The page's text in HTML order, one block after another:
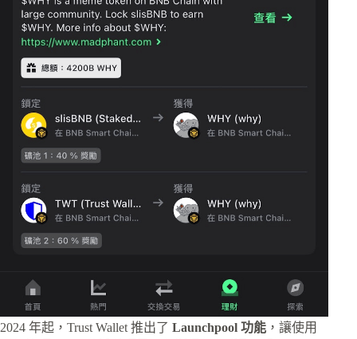
2024 年起，Trust Wallet 推出了 Launchpool 功能 ，讓使用